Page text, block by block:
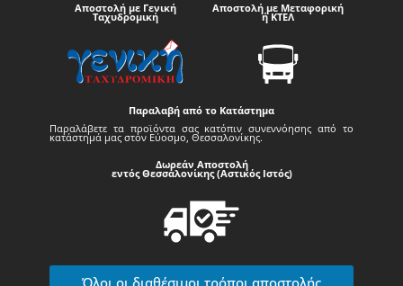
Αποστολή με Γενική
Ταχυδρομική
Αποστολή με Μεταφορική
ή ΚΤΕΛ
Παραλαβή από το Κατάστημα
Παραλάβετε τα προϊόντα σας κατόπιν συνεννόησης από το
κατάστημά μας στον Εύοσμο, Θεσσαλονίκης.
Δωρεάν Αποστολή
εντός Θεσσαλονίκης (Αστικός Ιστός)